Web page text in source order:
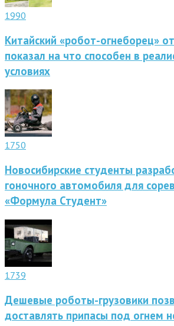
1990
Китайский «робот-огнеборец»
показал на что способен в
условиях
1750
Новосибирские студенты
гоночного автомобиля для
«Формула Студент»
1739
Дешевые роботы-грузовики
доставлять припасы под огнем